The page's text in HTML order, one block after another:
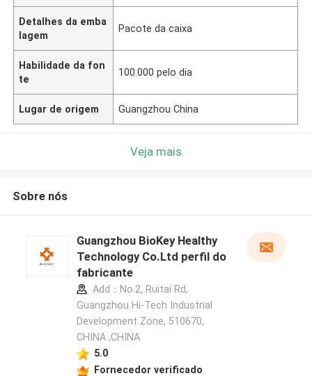
Detalhes da emba
lagem
Pacote da caixa
Habilidade da fon
te
100.000 pelo dia
Lugar de origem Guangzhou China
Veja mais
Sobre nós
Guangzhou BioKey Healthy
Technology Co.Ltd perfil do
fabricante
Add：No.2, Ruitai Rd,
Guangzhou Hi-Tech Industrial
Development Zone, 510670,
CHINA ,CHINA
5.0
Fornecedor verificado